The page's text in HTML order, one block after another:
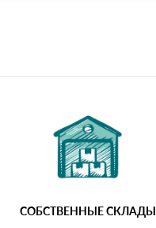
СОБСТВЕННЫЕ СКЛАДЫ